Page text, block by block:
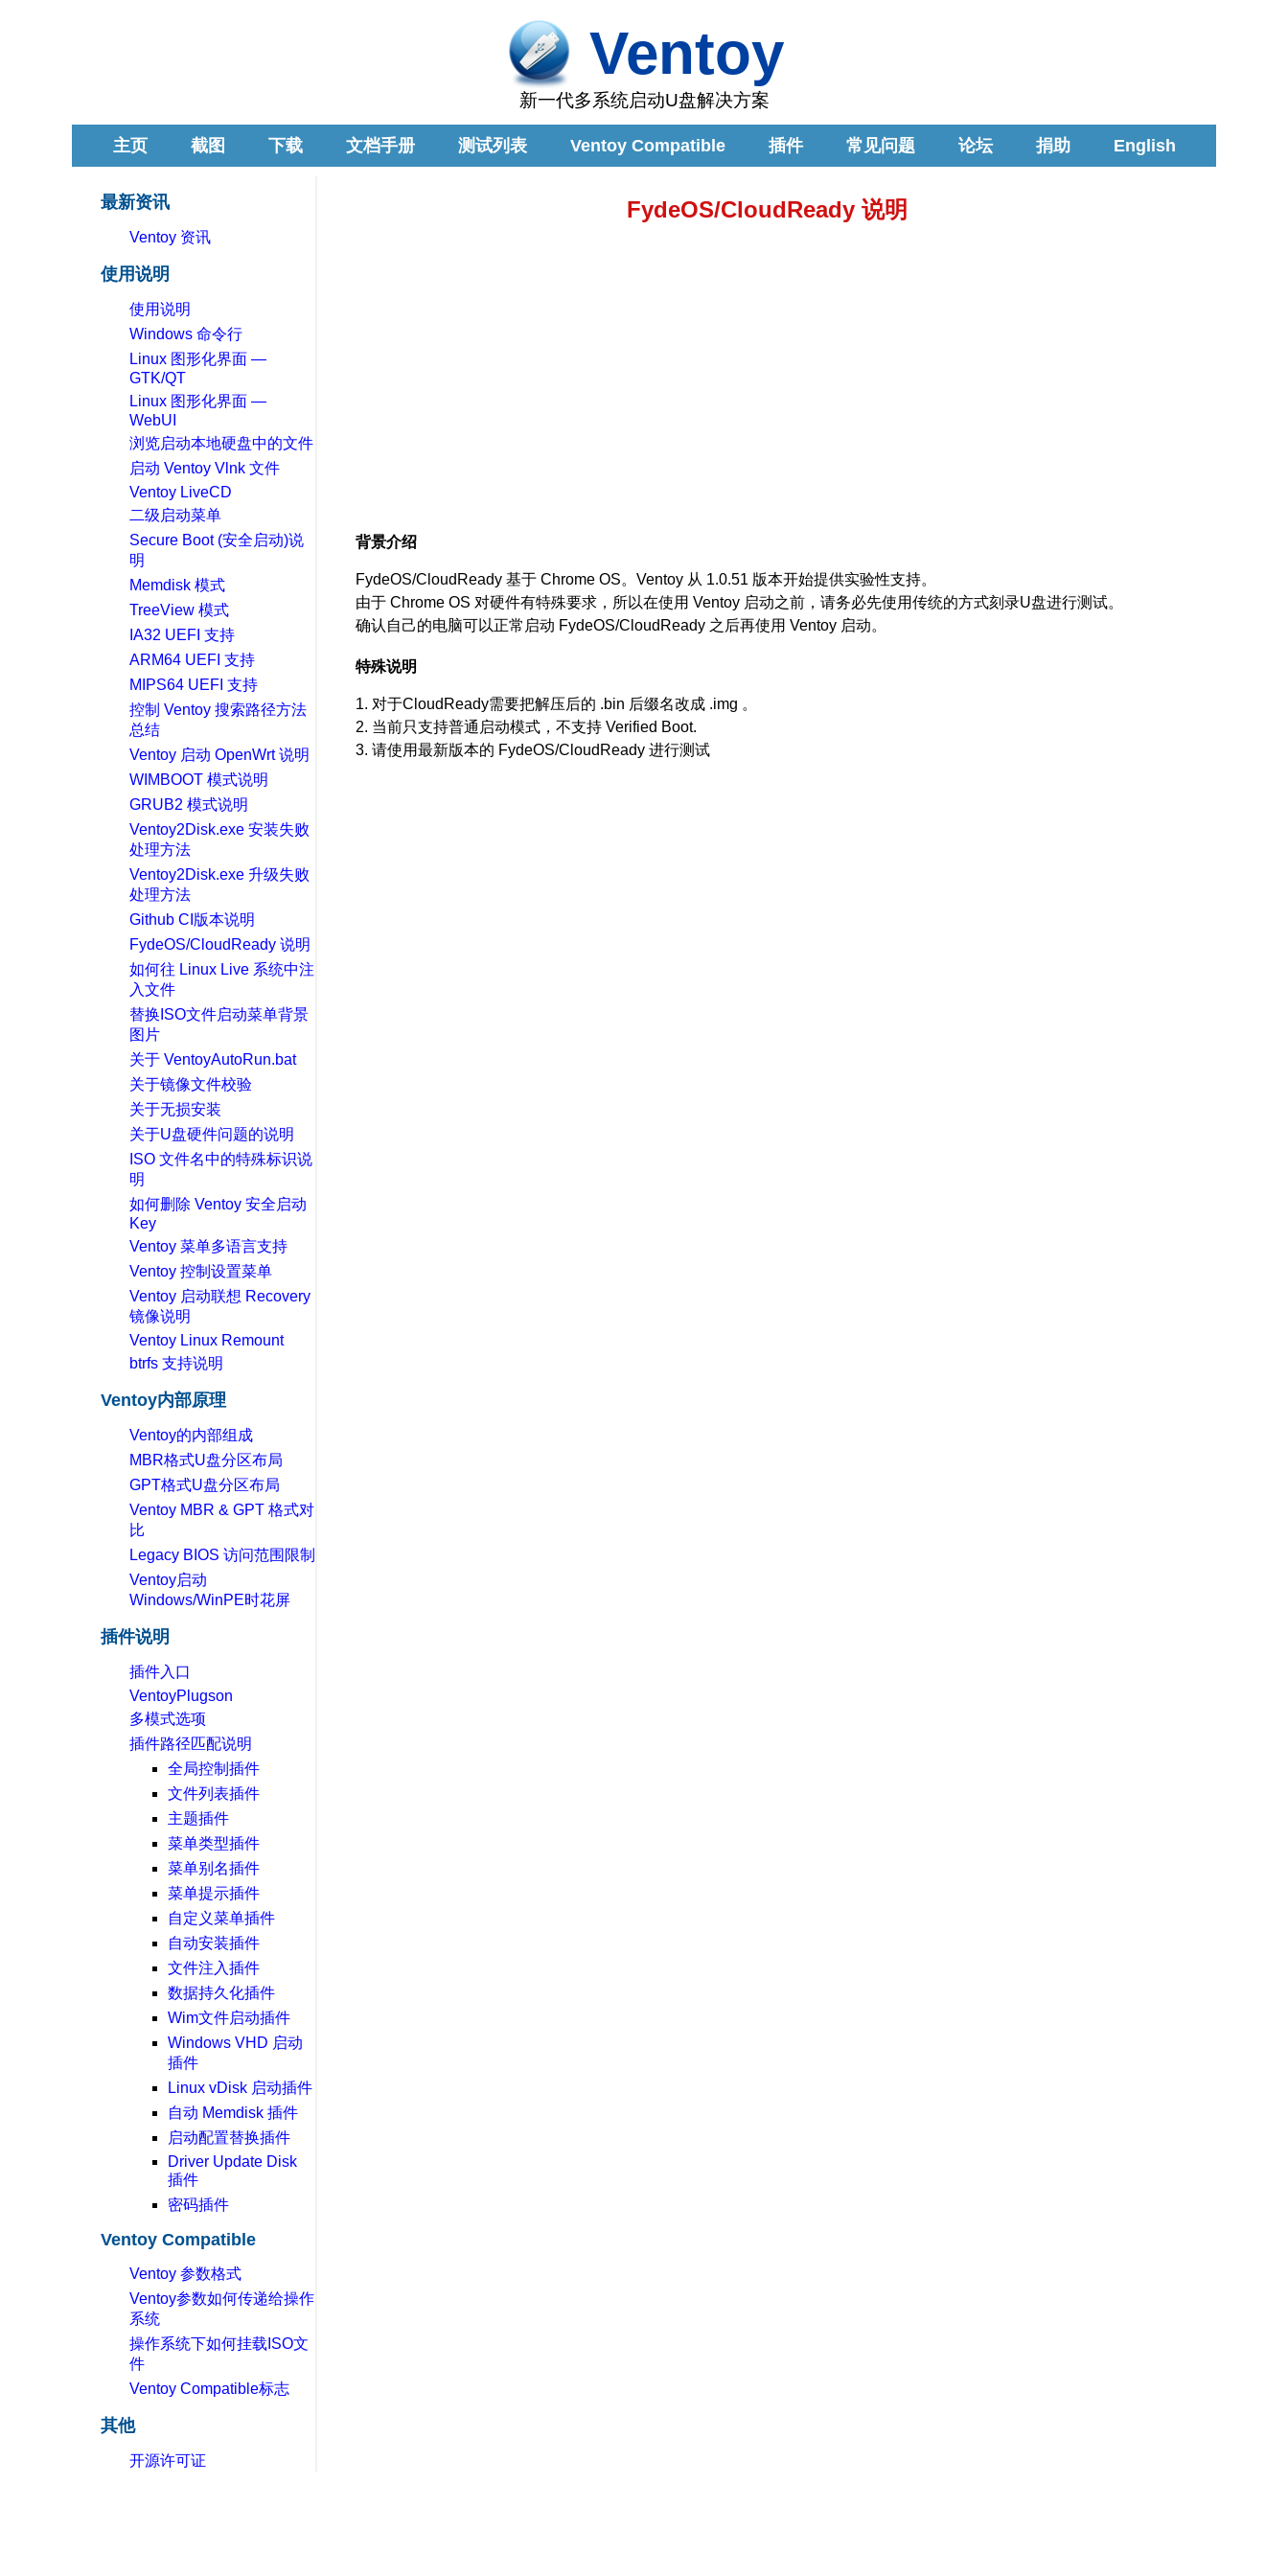
Ventoy
新一代多系统启动U盘解决方案
主页 截图 下载 文档手册 测试列表 Ventoy Compatible 插件 常见问题 论坛 捐助 English
最新资讯
Ventoy 资讯
使用说明
使用说明
Windows 命令行
Linux 图形化界面 —
GTK/QT
Linux 图形化界面 —
WebUI
浏览启动本地硬盘中的文件
启动 Ventoy Vlnk 文件
Ventoy LiveCD
二级启动菜单
Secure Boot (安全启动)说
明
Memdisk 模式
TreeView 模式
IA32 UEFI 支持
ARM64 UEFI 支持
MIPS64 UEFI 支持
控制 Ventoy 搜索路径方法
总结
Ventoy 启动 OpenWrt 说明
WIMBOOT 模式说明
GRUB2 模式说明
Ventoy2Disk.exe 安装失败
处理方法
Ventoy2Disk.exe 升级失败
处理方法
Github CI版本说明
FydeOS/CloudReady 说明
如何往 Linux Live 系统中注
入文件
替换ISO文件启动菜单背景
图片
关于 VentoyAutoRun.bat
关于镜像文件校验
关于无损安装
关于U盘硬件问题的说明
ISO 文件名中的特殊标识说
明
如何删除 Ventoy 安全启动
Key
Ventoy 菜单多语言支持
Ventoy 控制设置菜单
Ventoy 启动联想 Recovery
镜像说明
Ventoy Linux Remount
btrfs 支持说明
Ventoy内部原理
Ventoy的内部组成
MBR格式U盘分区布局
GPT格式U盘分区布局
Ventoy MBR & GPT 格式对
比
Legacy BIOS 访问范围限制
Ventoy启动
Windows/WinPE时花屏
插件说明
插件入口
VentoyPlugson
多模式选项
插件路径匹配说明
全局控制插件
文件列表插件
主题插件
菜单类型插件
菜单别名插件
菜单提示插件
自定义菜单插件
自动安装插件
文件注入插件
数据持久化插件
Wim文件启动插件
Windows VHD 启动
插件
Linux vDisk 启动插件
自动 Memdisk 插件
启动配置替换插件
Driver Update Disk
插件
密码插件
Ventoy Compatible
Ventoy 参数格式
Ventoy参数如何传递给操作
系统
操作系统下如何挂载ISO文
件
Ventoy Compatible标志
其他
开源许可证
FydeOS/CloudReady 说明
背景介绍
FydeOS/CloudReady 基于 Chrome OS。Ventoy 从 1.0.51 版本开始提供实验性支持。
由于 Chrome OS 对硬件有特殊要求，所以在使用 Ventoy 启动之前，请务必先使用传统的方式刻录U盘进行测试。
确认自己的电脑可以正常启动 FydeOS/CloudReady 之后再使用 Ventoy 启动。
特殊说明
1. 对于CloudReady需要把解压后的 .bin 后缀名改成 .img 。
2. 当前只支持普通启动模式，不支持 Verified Boot.
3. 请使用最新版本的 FydeOS/CloudReady 进行测试